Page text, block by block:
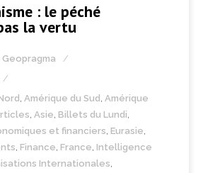
: le péché
la vertu
Geopragma
Amérique du Sud Amérique
Asie Billets du Lundi
et financiers Eurasie
Finance France Intelligence
Internationales